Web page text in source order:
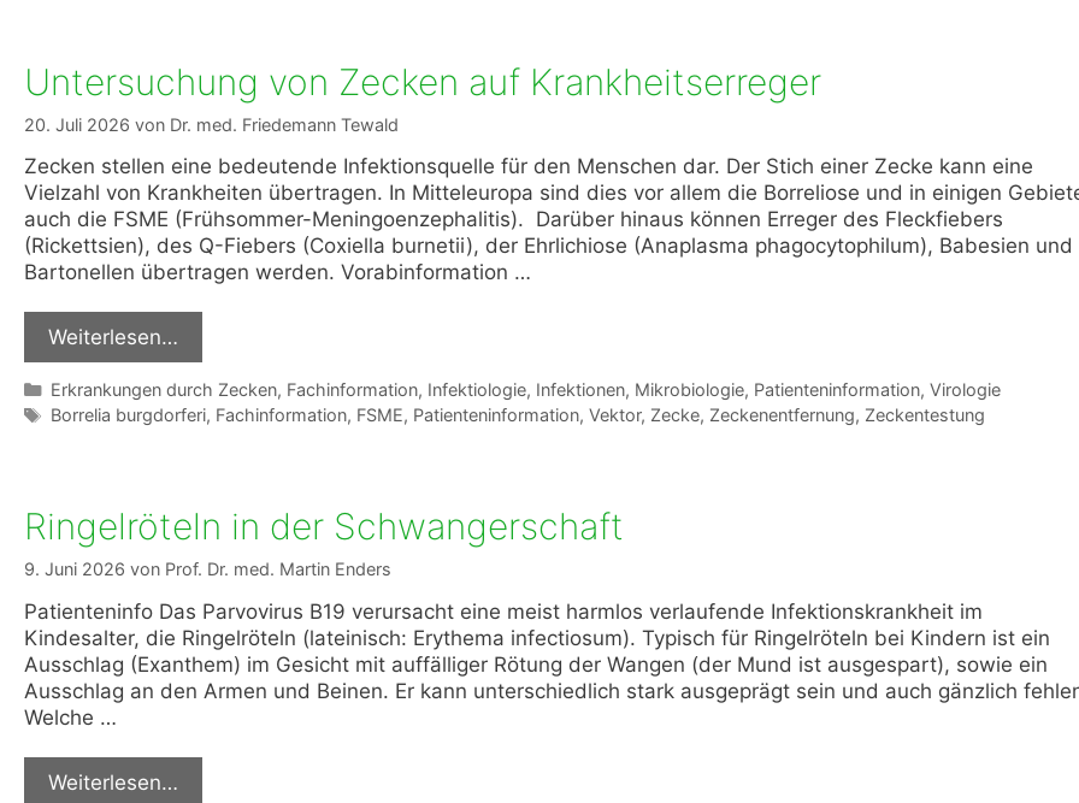
Untersuchung von Zecken auf Krankheitserreger
20. Juli 2026 von Dr. med. Friedemann Tewald
Zecken stellen eine bedeutende Infektionsquelle für den Menschen dar. Der Stich einer Zecke kann eine
Vielzahl von Krankheiten übertragen. In Mitteleuropa sind dies vor allem die Borreliose und in einigen
auch die FSME (Frühsommer-Meningoenzephalitis). Darüber hinaus können Erreger des Fleckfiebers
(Rickettsien), des Q-Fiebers (Coxiella burnetii), der Ehrlichiose (Anaplasma phagocytophilum), Babesien und
Bartonellen übertragen werden. Vorabinformation …
Weiterlesen…
Kategorien
Erkrankungen durch Zecken, Fachinformation, Infektiologie, Infektionen, Mikrobiologie, Patienteninformation, Virologie
Schlagwörter
Borrelia burgdorferi, Fachinformation, FSME, Patienteninformation, Vektor, Zecke, Zeckenentfernung, Zeckentestung
Ringelröteln in der Schwangerschaft
9. Juni 2026 von Prof. Dr. med. Martin Enders
Patienteninfo Das Parvovirus B19 verursacht eine meist harmlos verlaufende Infektionskrankheit im
Kindesalter, die Ringelröteln (lateinisch: Erythema infectiosum). Typisch für Ringelröteln bei Kindern ist ein
Ausschlag (Exanthem) im Gesicht mit auffälliger Rötung der Wangen (der Mund ist ausgespart), sowie ein
Ausschlag an den Armen und Beinen. Er kann unterschiedlich stark ausgeprägt sein und auch gänzlich
Welche …
Weiterlesen…